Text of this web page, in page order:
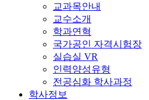
교과목안내
교수소개
학과연혁
국가공인 자격시험장
실습실 VR
인력양성유형
전공심화 학사과정
학사정보